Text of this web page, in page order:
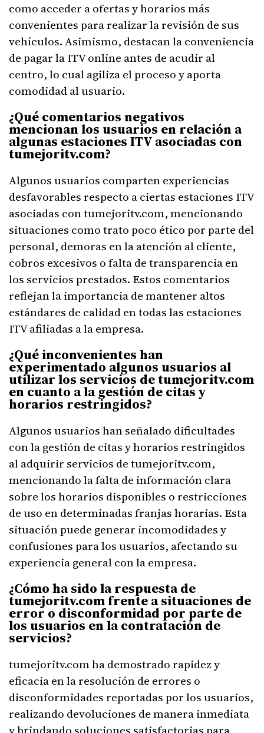
como acceder a ofertas y horarios más
convenientes para realizar la revisión de sus
vehículos. Asimismo, destacan la conveniencia
de pagar la ITV online antes de acudir al
centro, lo cual agiliza el proceso y aporta
comodidad al usuario.
¿Qué comentarios negativos
mencionan los usuarios en relación a
algunas estaciones ITV asociadas con
tumejoritv.com?
Algunos usuarios comparten experiencias
desfavorables respecto a ciertas estaciones ITV
asociadas con tumejoritv.com, mencionando
situaciones como trato poco ético por parte del
personal, demoras en la atención al cliente,
cobros excesivos o falta de transparencia en
los servicios prestados. Estos comentarios
reflejan la importancia de mantener altos
estándares de calidad en todas las estaciones
ITV afiliadas a la empresa.
¿Qué inconvenientes han
experimentado algunos usuarios al
utilizar los servicios de tumejoritv.com
en cuanto a la gestión de citas y
horarios restringidos?
Algunos usuarios han señalado dificultades
con la gestión de citas y horarios restringidos
al adquirir servicios de tumejoritv.com,
mencionando la falta de información clara
sobre los horarios disponibles o restricciones
de uso en determinadas franjas horarias. Esta
situación puede generar incomodidades y
confusiones para los usuarios, afectando su
experiencia general con la empresa.
¿Cómo ha sido la respuesta de
tumejoritv.com frente a situaciones de
error o disconformidad por parte de
los usuarios en la contratación de
servicios?
tumejoritv.com ha demostrado rapidez y
eficacia en la resolución de errores o
disconformidades reportadas por los usuarios,
realizando devoluciones de manera inmediata